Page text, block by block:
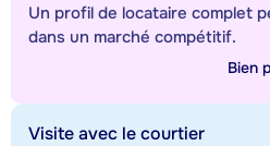
Un profil de locataire complet
dans un marché compétitif.
Bien
Visite avec le courtier